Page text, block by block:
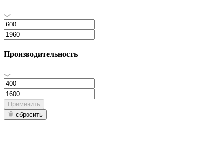
Производительность
Применить
сбросить